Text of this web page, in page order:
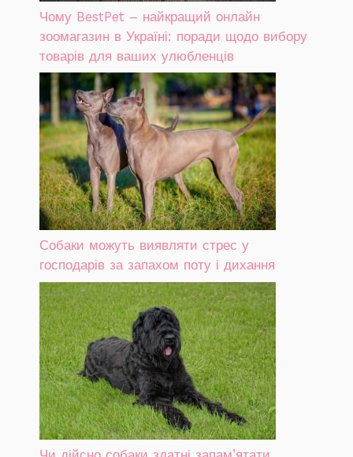
Чому BestPet – найкращий онлайн
зоомагазин в Україні: поради щодо вибору
товарів для ваших улюбленців
Собаки можуть виявляти стрес у
господарів за запахом поту і дихання